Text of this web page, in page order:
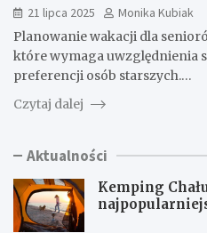
21 lipca 2025
Monika Kubiak
Planowanie wakacji dla
które wymaga uwzględnienia
preferencji osób starszych.…
Czytaj dalej
Aktualności
Kemping